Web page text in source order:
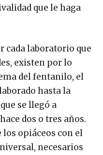
que le haga
cada laboratorio que
existen por lo
del fentanilo, el
hasta la
se llegó a
dos o tres años.
los opiáceos con el
necesarios